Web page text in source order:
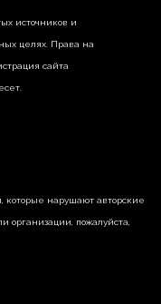
источников и
целях. Права на
сайта
нарушают авторские
пожалуйста,